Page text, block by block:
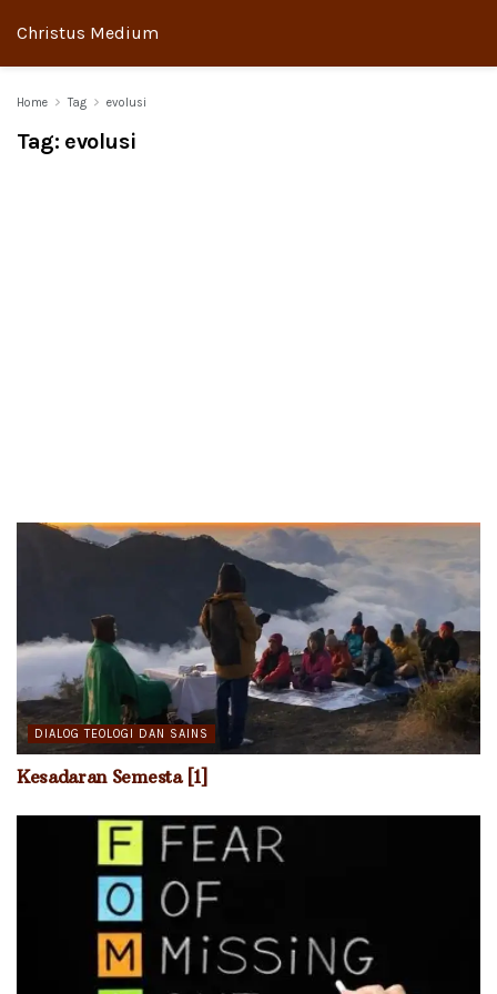
Christus Medium
Home Tag evolusi
Tag: evolusi
DIALOG TEOLOGI DAN SAINS
Kesadaran Semesta [1]